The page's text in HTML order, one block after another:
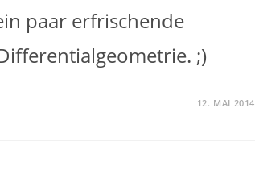
paar erfrischende
;)
12. MAI 2014